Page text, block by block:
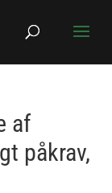
af
påkrav,